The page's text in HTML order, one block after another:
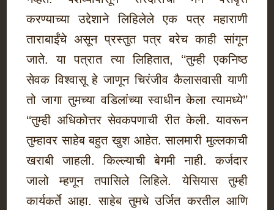
करण्याच्या उद्देशाने लिहिलेले एक पत्र महाराणी
ताराबाईंचे असून प्रस्तुत पत्र बरेच काही सांगून
जाते. या पत्रात त्या लिहितात, ‘‘तुम्ही एकनिष्ठ
सेवक विश्वासू हे जाणून चिरंजीव कैलासवासी याणी
तो जागा तुमच्या वडिलांच्या स्वाधीन केला त्यामध्ये’’
‘‘तुम्ही अधिकोत्तर सेवकपणाची रीत केली. यावरून
तुम्हावर साहेब बहुत खुश आहेत. सालमारी मुल्लकाची
खराबी जाहली. किल्ल्याची बेगमी नाही. कर्जदार
जालो म्हणून तपासिले लिहिले. येसियास तुम्ही
कार्यकर्ते आहा. साहेब तुमचे उर्जित करतील आणि